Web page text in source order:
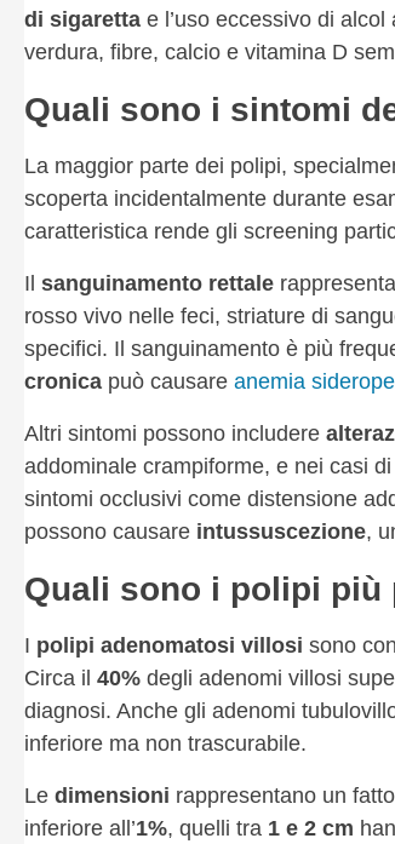
di sigaretta e l’uso eccessivo di
verdura, fibre, calcio e vitamina D
Quali sono i sintomi
La maggior parte dei polipi,
scoperta incidentalmente durante
caratteristica rende gli screening
Il sanguinamento rettale
rosso vivo nelle feci, striature di
specifici. Il sanguinamento è più
cronica può causare anemia
Altri sintomi possono includere
addominale crampiforme, e nei casi
sintomi occlusivi come distensione
possono causare intussuscezione,
Quali sono i polipi più
I polipi adenomatosi villosi sono
Circa il 40% degli adenomi villosi
diagnosi. Anche gli adenomi
inferiore ma non trascurabile.
Le dimensioni rappresentano un
inferiore all’1%, quelli tra 1 e 2 cm